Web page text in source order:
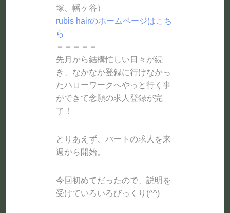
塚、幡ヶ谷）
rubis hairのホームページはこち
ら
＝＝＝＝＝
先月から結構忙しい日々が続
き、なかなか登録に行けなかっ
たハローワークへやっと行く事
ができて念願の求人登録が完
了！
とりあえず、パートの求人を来
週から開始。
今回初めてだったので、説明を
受けていろいろびっくり(^^)